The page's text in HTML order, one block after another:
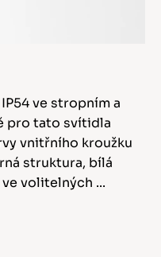
ve stropním a
pro tato svítidla
vnitřního kroužku
struktura, bílá
volitelných ...